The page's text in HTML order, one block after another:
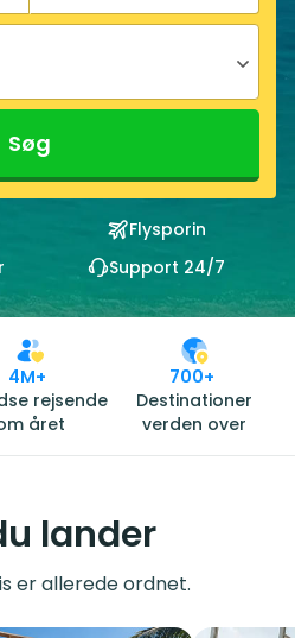
Søg
Flysporin
Support 24/7
4M+
rejsende
året
700+
Destinationer
verden over
lander
er allerede ordnet.